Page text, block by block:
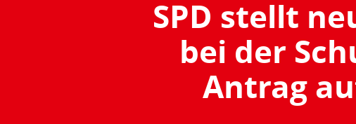
SPD stellt
bei der
Antrag